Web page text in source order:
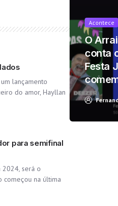
lançamento
do amor, Hayllan
para semifinal
2024, será o
começou na última
Acontece
O
conta
Festa
an ad-
No Thanks